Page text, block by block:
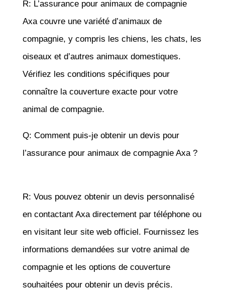
R: L’assurance pour animaux de compagnie
Axa couvre une variété d’animaux de
compagnie, y compris les chiens, les chats, les
oiseaux et d’autres animaux domestiques.
Vérifiez les conditions spécifiques pour
connaître la couverture exacte pour votre
animal de compagnie.
Q: Comment puis-je obtenir un devis pour
l’assurance pour animaux de compagnie Axa ?
R: Vous pouvez obtenir un devis personnalisé
en contactant Axa directement par téléphone ou
en visitant leur site web officiel. Fournissez les
informations demandées sur votre animal de
compagnie et les options de couverture
souhaitées pour obtenir un devis précis.